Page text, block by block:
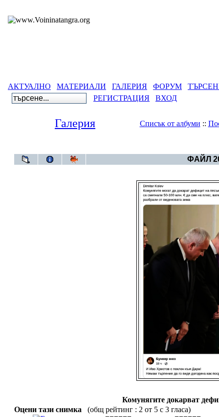
АКТУАЛНО МАТЕРИАЛИ ГАЛЕРИЯ ФОРУМ
РЕГИСТРАЦИЯ
ВХОД
Галерия Списък от албуми ::
ФАЙЛ
Комунягите докарват
Оцени тази снимка
(общ рейтинг : 2 от 5 с 3 гласа)